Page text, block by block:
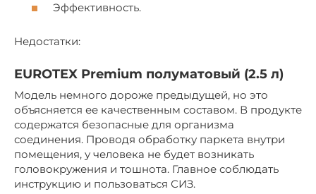
Эффективность.
Недостатки:
EUROTEX Premium полуматовый (2.5 л)
Модель немного дороже предыдущей, но это
объясняется ее качественным составом. В продукте
содержатся безопасные для организма
соединения. Проводя обработку паркета внутри
помещения, у человека не будет возникать
головокружения и тошнота. Главное соблюдать
инструкцию и пользоваться СИЗ.